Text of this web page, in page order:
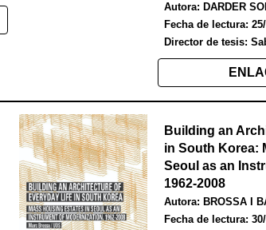
Autora: DARDER
Fecha de lectura:
Director de tesis:
Building an
in South Korea:
Seoul as an
1962-2008
Autora: BROSSA I
Fecha de lectura: